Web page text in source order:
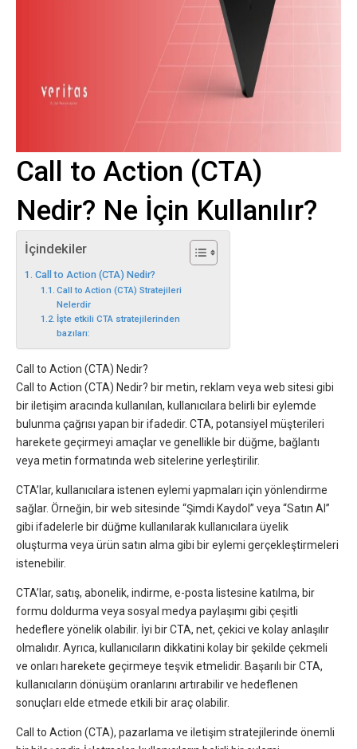
Call to Action (CTA)
Nedir? Ne İçin Kullanılır?
İçindekiler
Call to Action (CTA) Nedir?
Call to Action (CTA) Stratejileri
Nelerdir
İşte etkili CTA stratejilerinden
bazıları:
Call to Action (CTA) Nedir?
Call to Action (CTA) Nedir? bir metin, reklam veya web sitesi gibi
bir iletişim aracında kullanılan, kullanıcılara belirli bir eylemde
bulunma çağrısı yapan bir ifadedir. CTA, potansiyel müşterileri
harekete geçirmeyi amaçlar ve genellikle bir düğme, bağlantı
veya metin formatında web sitelerine yerleştirilir.
CTA’lar, kullanıcılara istenen eylemi yapmaları için yönlendirme
sağlar. Örneğin, bir web sitesinde “Şimdi Kaydol” veya “Satın Al”
gibi ifadelerle bir düğme kullanılarak kullanıcılara üyelik
oluşturma veya ürün satın alma gibi bir eylemi gerçekleştirmeleri
istenebilir.
CTA’lar, satış, abonelik, indirme, e-posta listesine katılma, bir
formu doldurma veya sosyal medya paylaşımı gibi çeşitli
hedeflere yönelik olabilir. İyi bir CTA, net, çekici ve kolay anlaşılır
olmalıdır. Ayrıca, kullanıcıların dikkatini kolay bir şekilde çekmeli
ve onları harekete geçirmeye teşvik etmelidir. Başarılı bir CTA,
kullanıcıların dönüşüm oranlarını artırabilir ve hedeflenen
sonuçları elde etmede etkili bir araç olabilir.
Call to Action (CTA), pazarlama ve iletişim stratejilerinde önemli